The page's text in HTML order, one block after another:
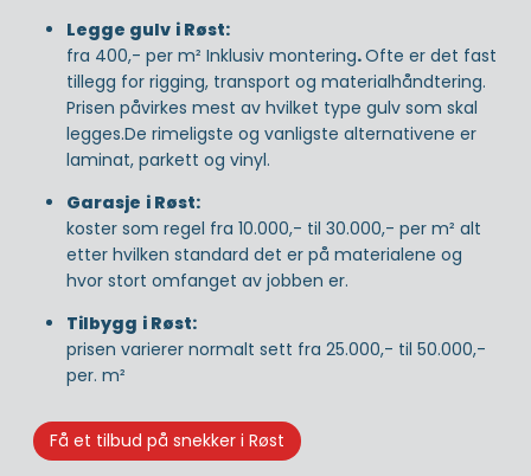
Legge gulv i Røst:
fra 400,- per m² Inklusiv montering.Ofte er det fast
tillegg for rigging, transport og materialhåndtering.
Prisen påvirkes mest av hvilket type gulv som skal
legges.De rimeligste og vanligste alternativene er
laminat, parkett og vinyl.
Garasje i Røst:
koster som regel fra 10.000,- til 30.000,- per m² alt
etter hvilken standard det er på materialene og
hvor stort omfanget av jobben er.
Tilbygg i Røst:
prisen varierer normalt sett fra 25.000,- til 50.000,-
per. m²
Få et tilbud på snekker i Røst